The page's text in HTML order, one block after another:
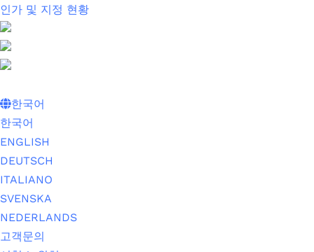
인가 및 지정 현황
한국어
한국어
ENGLISH
DEUTSCH
ITALIANO
SVENSKA
NEDERLANDS
고객문의